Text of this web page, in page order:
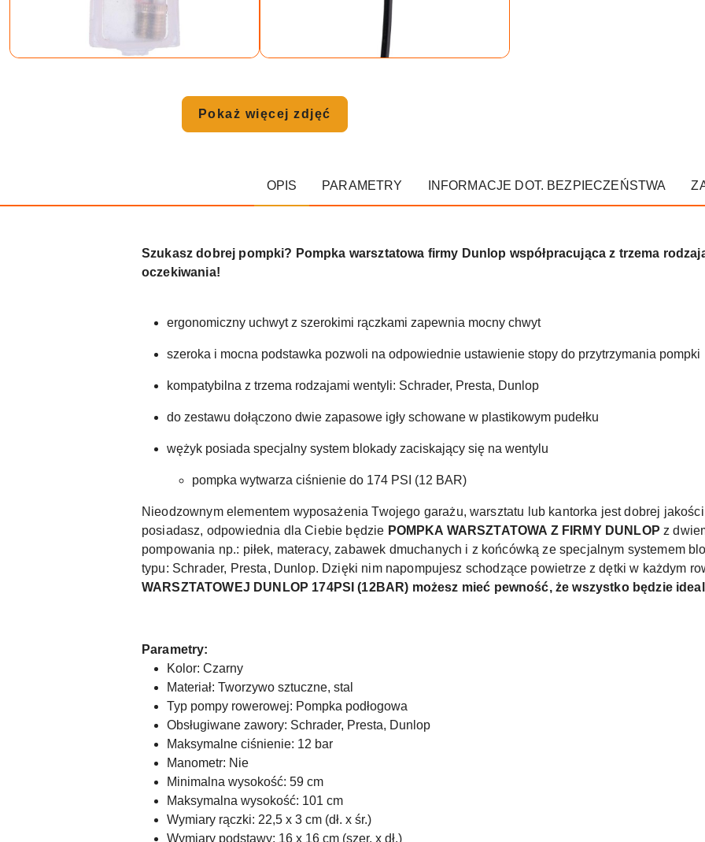
Pokaż więcej zdjęć
OPIS PARAMETRY INFORMACJE DOT. BEZPIECZEŃSTWA
Szukasz dobrej pompki? Pompka warsztatowa firmy Dunlop współpracująca z trzema
oczekiwania!
ergonomiczny uchwyt z szerokimi rączkami zapewnia mocny chwyt
szeroka i mocna podstawka pozwoli na odpowiednie ustawienie stopy do przytrzymania pompki
kompatybilna z trzema rodzajami wentyli: Schrader, Presta, Dunlop
do zestawu dołączono dwie zapasowe igły schowane w plastikowym pudełku
wężyk posiada specjalny system blokady zaciskający się na wentylu
pompka wytwarza ciśnienie do 174 PSI (12 BAR)
Nieodzownym elementem wyposażenia Twojego garażu, warsztatu lub kantorka jest dobrej
posiadasz, odpowiednia dla Ciebie będzie POMPKA WARSZTATOWA Z FIRMY DUNLOP z
pompowania np.: piłek, materacy, zabawek dmuchanych i z końcówką ze specjalnym systemem
typu: Schrader, Presta, Dunlop. Dzięki nim napompujesz schodzące powietrze z dętki w każdym
WARSZTATOWEJ DUNLOP 174PSI (12BAR) możesz mieć pewność, że wszystko będzie
Parametry:
Kolor: Czarny
Materiał: Tworzywo sztuczne, stal
Typ pompy rowerowej: Pompka podłogowa
Obsługiwane zawory: Schrader, Presta, Dunlop
Maksymalne ciśnienie: 12 bar
Manometr: Nie
Minimalna wysokość: 59 cm
Maksymalna wysokość: 101 cm
Wymiary rączki: 22,5 x 3 cm (dł. x śr.)
Wymiary podstawy: 16 x 16 cm (szer. x dł.)